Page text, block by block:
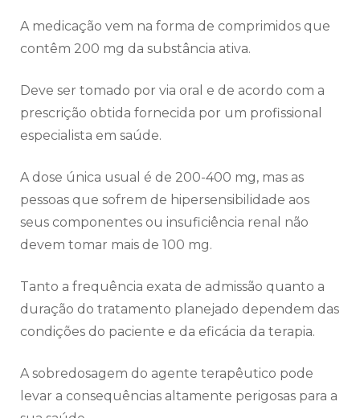
A medicação vem na forma de comprimidos que
contêm 200 mg da substância ativa.
Deve ser tomado por via oral e de acordo com a
prescrição obtida fornecida por um profissional
especialista em saúde.
A dose única usual é de 200-400 mg, mas as
pessoas que sofrem de hipersensibilidade aos
seus componentes ou insuficiência renal não
devem tomar mais de 100 mg.
Tanto a frequência exata de admissão quanto a
duração do tratamento planejado dependem das
condições do paciente e da eficácia da terapia.
A sobredosagem do agente terapêutico pode
levar a consequências altamente perigosas para a